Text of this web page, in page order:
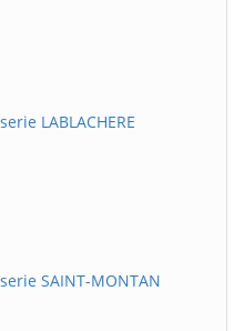
LABLACHERE
SAINT-MONTAN